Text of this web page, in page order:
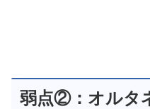
弱点②：オルタ